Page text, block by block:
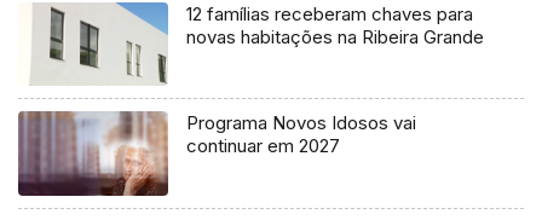
12 famílias receberam chaves para
novas habitações na Ribeira Grande
Programa Novos Idosos vai
continuar em 2027